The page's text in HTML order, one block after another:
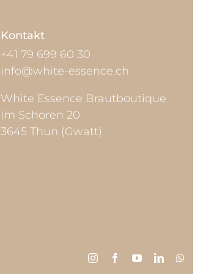
Kontakt
+41 79 699 60 30
info@white-essence.ch
White Essence Brautboutique
Im Schoren 20
3645 Thun (Gwatt)